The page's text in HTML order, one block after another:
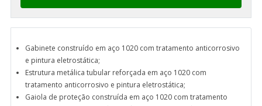
Gabinete construído em aço 1020 com tratamento anticorrosivo
e pintura eletrostática;
Estrutura metálica tubular reforçada em aço 1020 com
tratamento anticorrosivo e pintura eletrostática;
Gaiola de proteção construída em aço 1020 com tratamento